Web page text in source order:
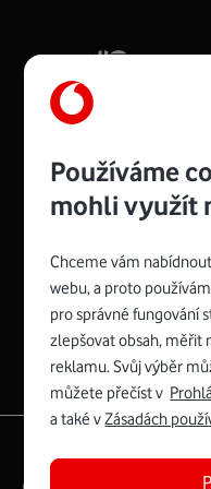
Více o COMPAL
Zyxel VMG8623-T50B:
Rozměry modemu jsou
a nabízí 4 gigabitové
Fi ve verzích 802.11 b/
Mb/s.
Spojte
Používáme
mohli využít
Chceme vám
webu, a proto
pro správné fungování
zlepšovat obsah, měřit
reklamu. Svůj výběr
můžete přečíst v
a také vZásadách